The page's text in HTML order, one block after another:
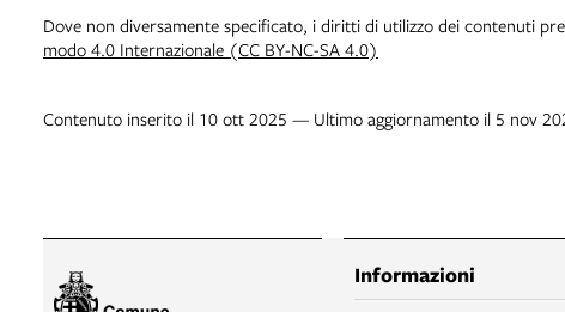
Dove non diversamente specificato, i diritti di utilizzo dei contenuti
modo 4.0 Internazionale (CC BY-NC-SA 4.0)
Contenuto inserito il 10 ott 2025 — Ultimo aggiornamento il 5 nov
Informazioni